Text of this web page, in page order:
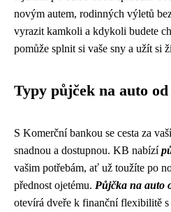
novým autem, rodinných výletů
vyrazit kamkoli a kdykoli budete
pomůže splnit si vaše sny a užít si
Typy půjček na auto
S Komerční bankou se cesta za
snadnou a dostupnou. KB nabízí
vašim potřebám, ať už toužíte po
přednost ojetému. Půjčka na auto
otevírá dveře k finanční flexibilitě